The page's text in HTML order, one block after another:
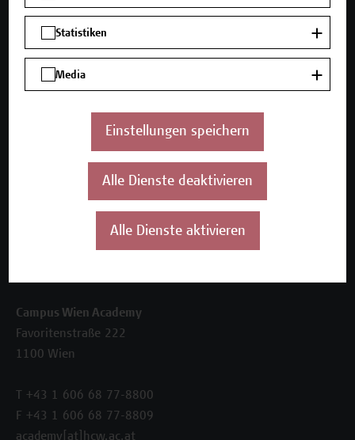
Unser Angebot
Seminare und Zertifikatsprogramme
Inhouse-Weiterbildung
Referenzen und Partner*innen
Campus Wien Academy
Favoritenstraße 222
1100 Wien
T +43 1 606 68 77-8800
F +43 1 606 68 77-8809
academy[at]hcw.ac.at
Statistiken
Media
Einstellungen speichern
Alle Dienste deaktivieren
Alle Dienste aktivieren